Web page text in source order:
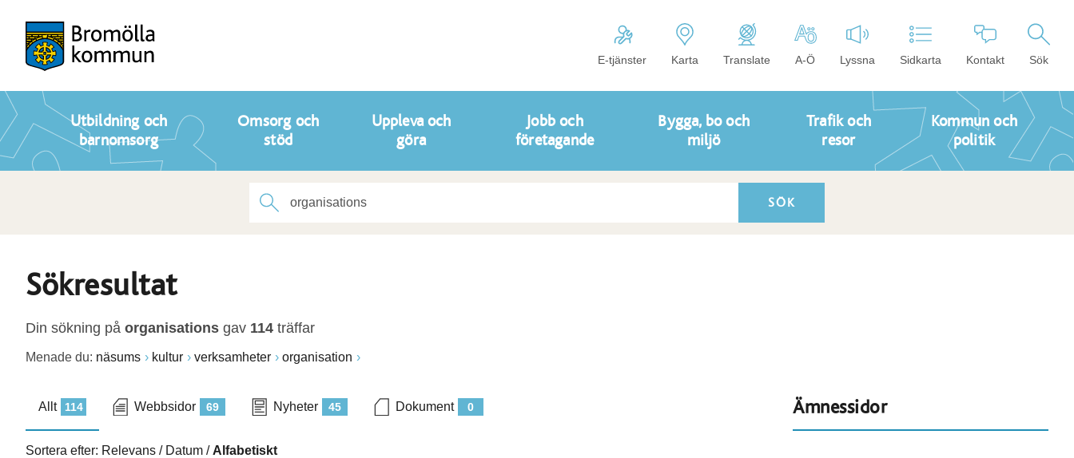
E-tjänster Karta Translate A-Ö Lyssna Sidkarta Kontakt Sök
Utbildning och
barnomsorg
Omsorg och
stöd
Uppleva och
göra
Jobb och
företagande
Bygga, bo och
miljö
Trafik och
resor
Kommun och
politik
Sökresultat
Din sökning på organisations gav 114 träffar
Menade du: näsums kultur verksamheter organisation
114
Allt 69
Webbsidor 45
Nyheter 0
Dokument
Sortera efter: Relevans / Datum / Alfabetiskt
Ämnessidor